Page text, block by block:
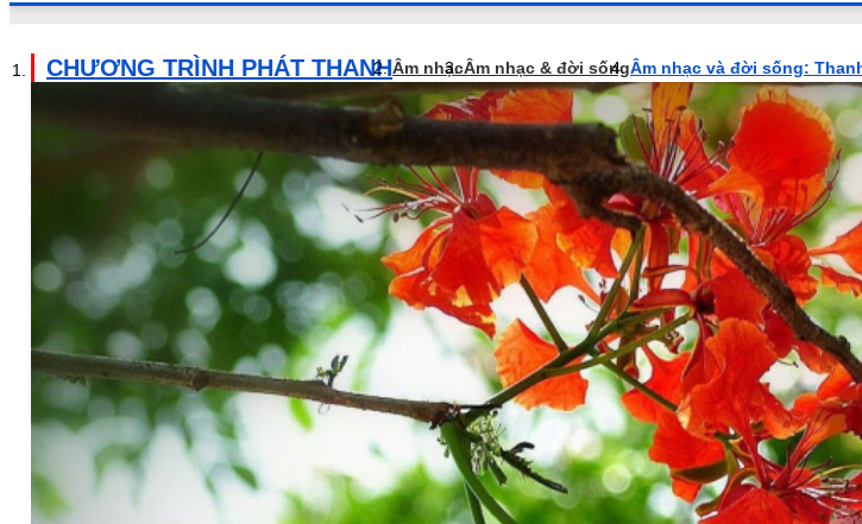
CHƯƠNG TRÌNH PHÁT THANHÂm nhạcÂm nhạc & đời sốngÂm nhạc và đời sống: